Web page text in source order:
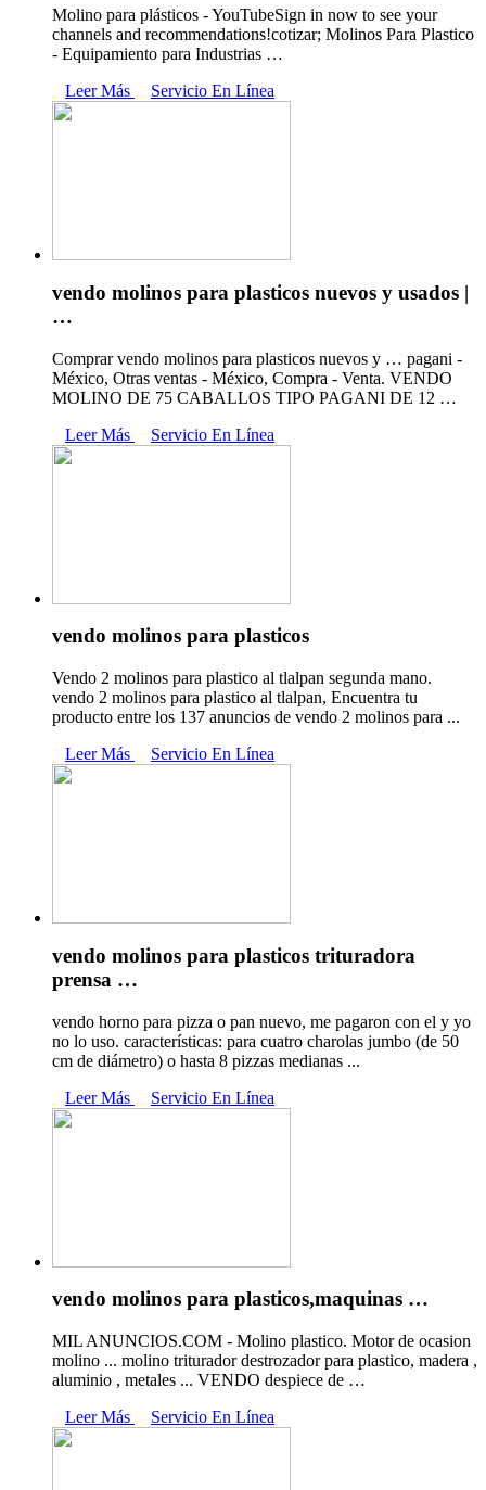
Molino para plásticos - YouTubeSign in now to see your
channels and recommendations!cotizar; Molinos Para Plastico
- Equipamiento para Industrias …
Leer Más
Servicio En Línea
vendo molinos para plasticos nuevos y usados |
…
Comprar vendo molinos para plasticos nuevos y … pagani -
México, Otras ventas - México, Compra - Venta. VENDO
MOLINO DE 75 CABALLOS TIPO PAGANI DE 12 …
Leer Más
Servicio En Línea
vendo molinos para plasticos
Vendo 2 molinos para plastico al tlalpan segunda mano.
vendo 2 molinos para plastico al tlalpan, Encuentra tu
producto entre los 137 anuncios de vendo 2 molinos para ...
Leer Más
Servicio En Línea
vendo molinos para plasticos trituradora
prensa …
vendo horno para pizza o pan nuevo, me pagaron con el y yo
no lo uso. características: para cuatro charolas jumbo (de 50
cm de diámetro) o hasta 8 pizzas medianas ...
Leer Más
Servicio En Línea
vendo molinos para plasticos,maquinas …
MIL ANUNCIOS.COM - Molino plastico. Motor de ocasion
molino ... molino triturador destrozador para plastico, madera ,
aluminio , metales ... VENDO despiece de …
Leer Más
Servicio En Línea